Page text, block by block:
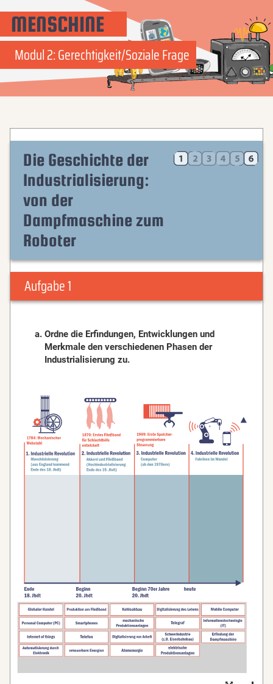
MENSCHINE
Modul 2: Gerechtigkeit/Soziale Frage
Die Geschichte der
Industrialisierung:
von der
Dampfmaschine zum
Roboter
Aufgabe 1
Ordne die Erfindungen, Entwicklungen und
Merkmale den verschiedenen Phasen der
Industrialisierung zu.